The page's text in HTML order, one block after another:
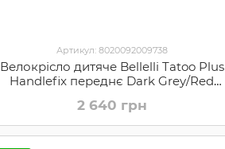
Артикул: 8020092009738
Велокрісло дитяче Bellelli Tatoo Plus
Handlefix переднє Dark Grey/Red
2 640 грн